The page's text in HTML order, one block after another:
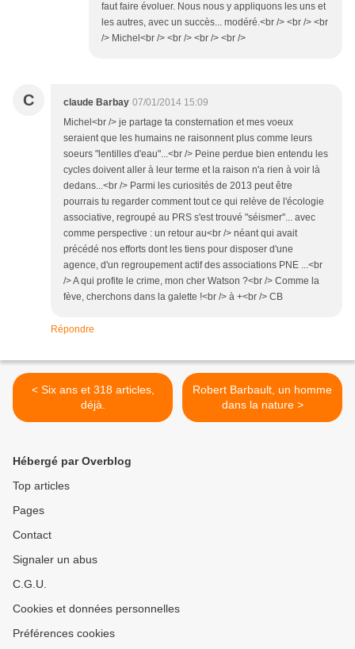
faut faire évoluer. Nous nous y appliquons les uns et
les autres, avec un succès... modéré.<br /> <br /> <br
/> Michel<br /> <br /> <br /> <br />
C claude Barbay 07/01/2014 15:09
Michel<br /> je partage ta consternation et mes voeux
seraient que les humains ne raisonnent plus comme leurs
soeurs "lentilles d'eau"...<br /> Peine perdue bien entendu les
cycles doivent aller à leur terme et la raison n'a rien à voir là
dedans...<br /> Parmi les curiosités de 2013 peut être
pourrais tu regarder comment tout ce qui relève de l'écologie
associative, regroupé au PRS s'est trouvé "séismer"... avec
comme perspective : un retour au<br /> néant qui avait
précédé nos efforts dont les tiens pour disposer d'une
agence, d'un regroupement actif des associations PNE ...<br
/> A qui profite le crime, mon cher Watson ?<br /> Comme la
fève, cherchons dans la galette !<br /> à +<br /> CB
Répondre
< Six ans et 318 articles,
déjà.
Robert Barbault, un homme
dans la nature >
Hébergé par Overblog
Top articles
Pages
Contact
Signaler un abus
C.G.U.
Cookies et données personnelles
Préférences cookies